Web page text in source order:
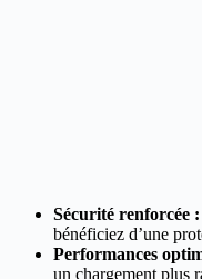
Sécurité renforcée :
bénéficiez d’une
Performances
un chargement plus